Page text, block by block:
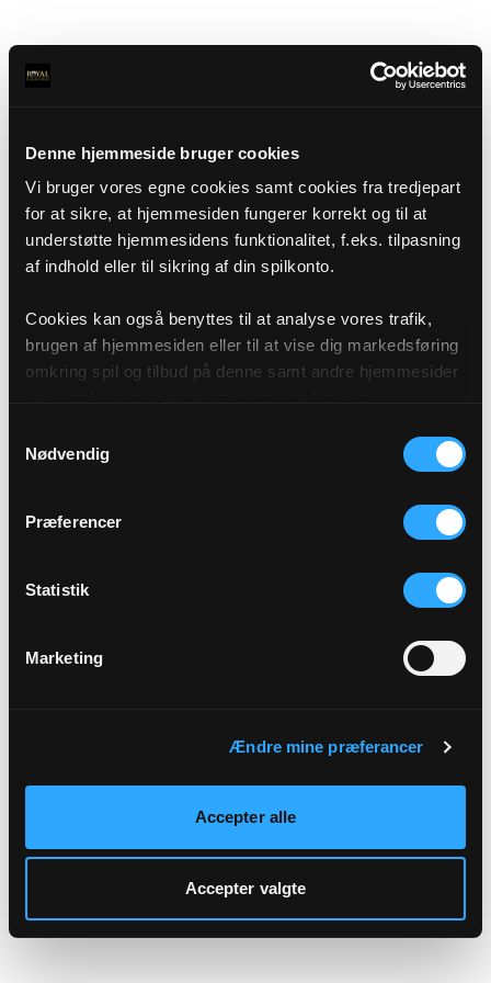
Denne hjemmeside bruger cookies
Vi bruger vores egne cookies samt cookies fra tredjepart
for at sikre, at hjemmesiden fungerer korrekt og til at
understøtte hjemmesidens funktionalitet, f.eks. tilpasning
af indhold eller til sikring af din spilkonto.
Cookies kan også benyttes til at analyse vores trafik,
brugen af hjemmesiden eller til at vise dig markedsføring
omkring spil og tilbud på denne samt andre hjemmesider
af cookies under "Detaljer" eller ved at klikke videre til
vores Cookiepolitik, som du finder i bunden af vores
Nødvendig
Præferencer
Statistik
Marketing
Ændre mine præferancer
Accepter alle
Accepter valgte